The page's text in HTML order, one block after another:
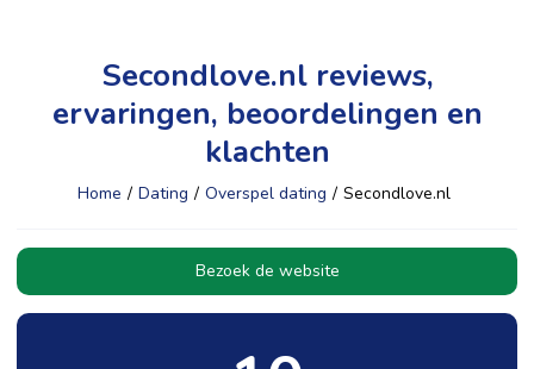
Secondlove.nl reviews,
ervaringen, beoordelingen en
klachten
Home / Dating / Overspel dating / Secondlove.nl
Bezoek de website